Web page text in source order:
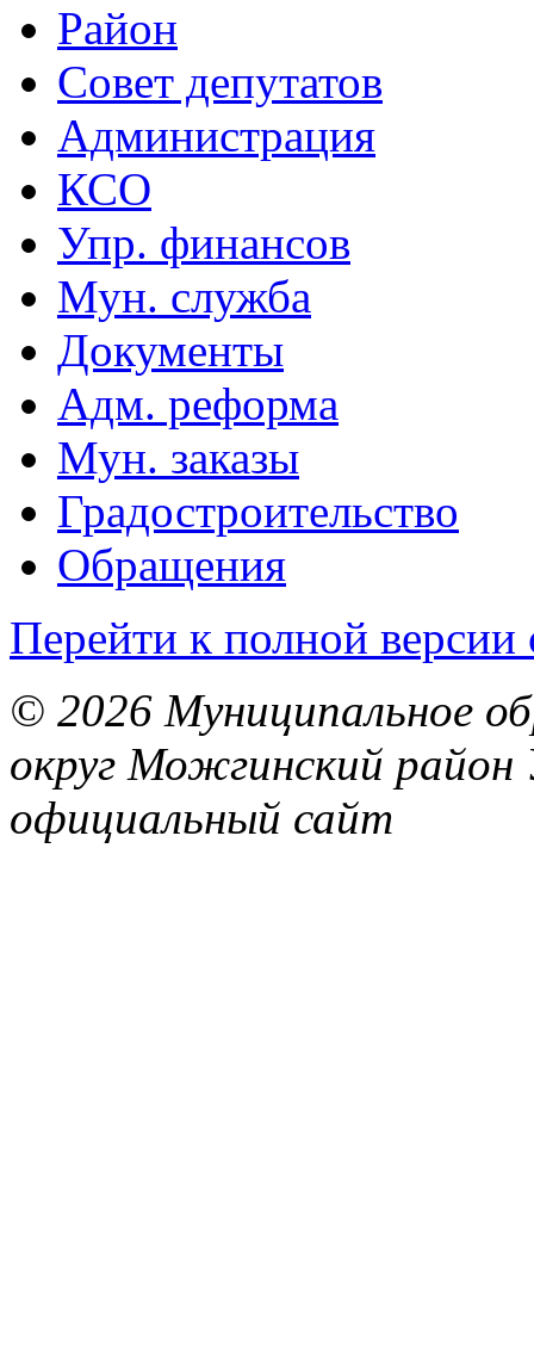
Район
Совет депутатов
Администрация
КСО
Упр. финансов
Мун. служба
Документы
Адм. реформа
Мун. заказы
Градостроительство
Обращения
Перейти к полной версии
© 2026 Муниципальное
округ Можгинский район
официальный сайт